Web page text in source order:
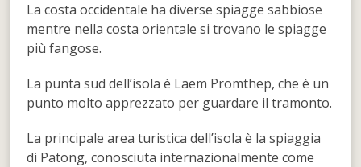
La costa occidentale ha diverse spiagge sabbiose
mentre nella costa orientale si trovano le spiagge
più fangose.
La punta sud dell’isola è Laem Promthep, che è un
punto molto apprezzato per guardare il tramonto.
La principale area turistica dell’isola è la spiaggia
di Patong, conosciuta internazionalmente come